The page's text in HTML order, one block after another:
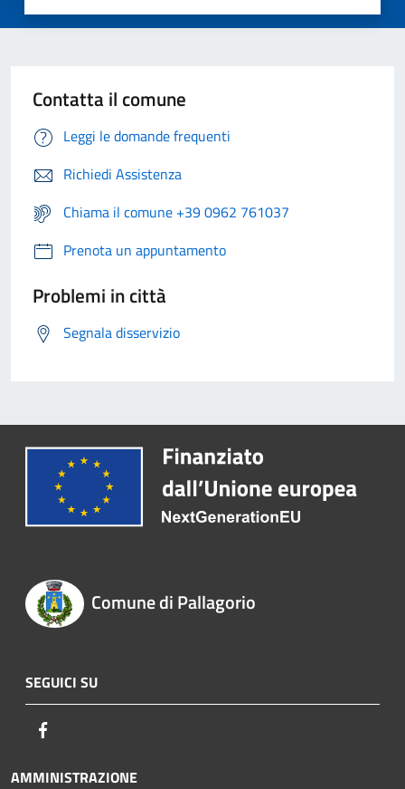
Contatta il comune
Leggi le domande frequenti
Richiedi Assistenza
Chiama il comune +39 0962 761037
Prenota un appuntamento
Problemi in città
Segnala disservizio
Comune di Pallagorio
SEGUICI SU
AMMINISTRAZIONE